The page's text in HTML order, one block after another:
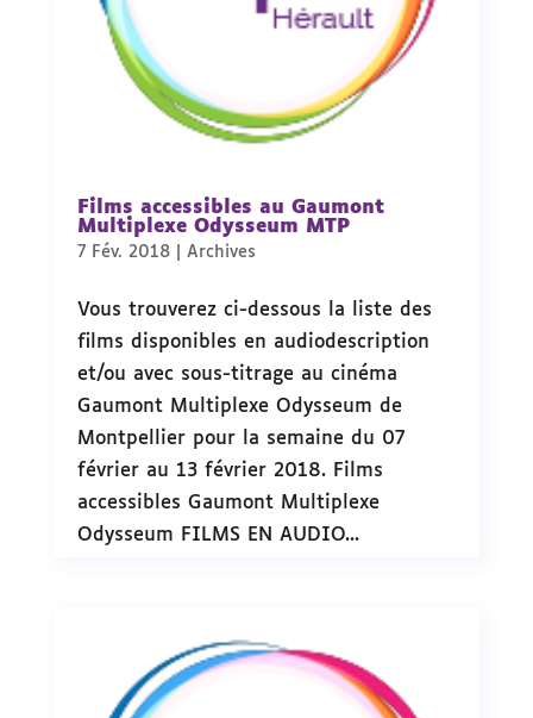
Films accessibles au Gaumont
Multiplexe Odysseum MTP
7 Fév. 2018| Archives
Vous trouverez ci-dessous la liste des
films disponibles en audiodescription
et/ou avec sous-titrage au cinéma
Gaumont Multiplexe Odysseum de
Montpellier pour la semaine du 07
février au 13 février 2018. Films
accessibles Gaumont Multiplexe
Odysseum FILMS EN AUDIO...